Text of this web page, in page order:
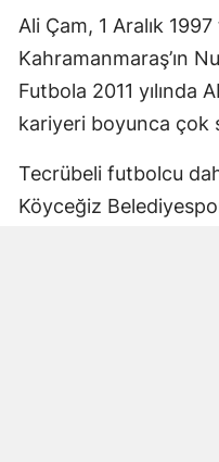
Ali Çam, 1 Aralık
Kahramanmaraş’ın
Futbola 2011 yılında
kariyeri boyunca çok
Tecrübeli futbolcu
Köyceğiz